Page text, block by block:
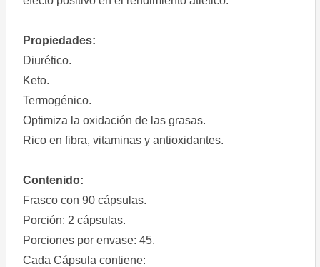
Propiedades:
Diurético.
Keto.
Termogénico.
Optimiza la oxidación de las grasas.
Rico en fibra, vitaminas y antioxidantes.
Contenido:
Frasco con 90 cápsulas.
Porción: 2 cápsulas.
Porciones por envase: 45.
Cada Cápsula contiene: